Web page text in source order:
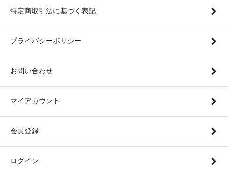
特定商取引法に基づく表記
プライバシーポリシー
お問い合わせ
マイアカウント
会員登録
ログイン